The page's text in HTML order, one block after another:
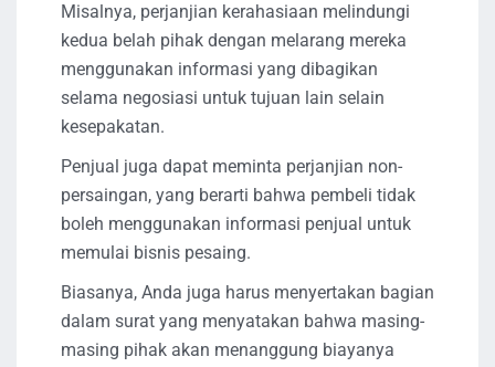
Misalnya, perjanjian kerahasiaan melindungi
kedua belah pihak dengan melarang mereka
menggunakan informasi yang dibagikan
selama negosiasi untuk tujuan lain selain
kesepakatan.
Penjual juga dapat meminta perjanjian non-
persaingan, yang berarti bahwa pembeli tidak
boleh menggunakan informasi penjual untuk
memulai bisnis pesaing.
Biasanya, Anda juga harus menyertakan bagian
dalam surat yang menyatakan bahwa masing-
masing pihak akan menanggung biayanya